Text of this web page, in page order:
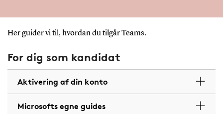
Her guider vi til, hvordan du tilgår Teams.
For dig som kandidat
Aktivering af din konto
Microsofts egne guides